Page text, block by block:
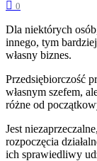
0
Dla niektórych
innego, tym
własny biznes.
Przedsiębiorczość
własnym szefem,
różne od
Jest
rozpoczęcia
ich sprawiedliwy